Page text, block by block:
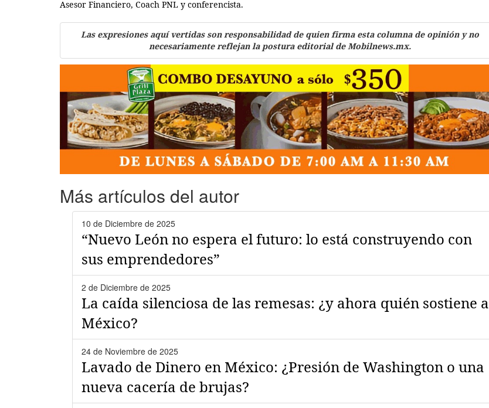
Asesor Financiero, Coach PNL y conferencista.
Las expresiones aquí vertidas son responsabilidad de quien firma esta columna de opinión y no
necesariamente reflejan la postura editorial de Mobilnews.mx.
Más artículos del autor
10 de Diciembre de 2025
“Nuevo León no espera el futuro: lo está construyendo con
sus emprendedores”
2 de Diciembre de 2025
La caída silenciosa de las remesas: ¿y ahora quién sostiene a
México?
24 de Noviembre de 2025
Lavado de Dinero en México: ¿Presión de Washington o una
nueva cacería de brujas?